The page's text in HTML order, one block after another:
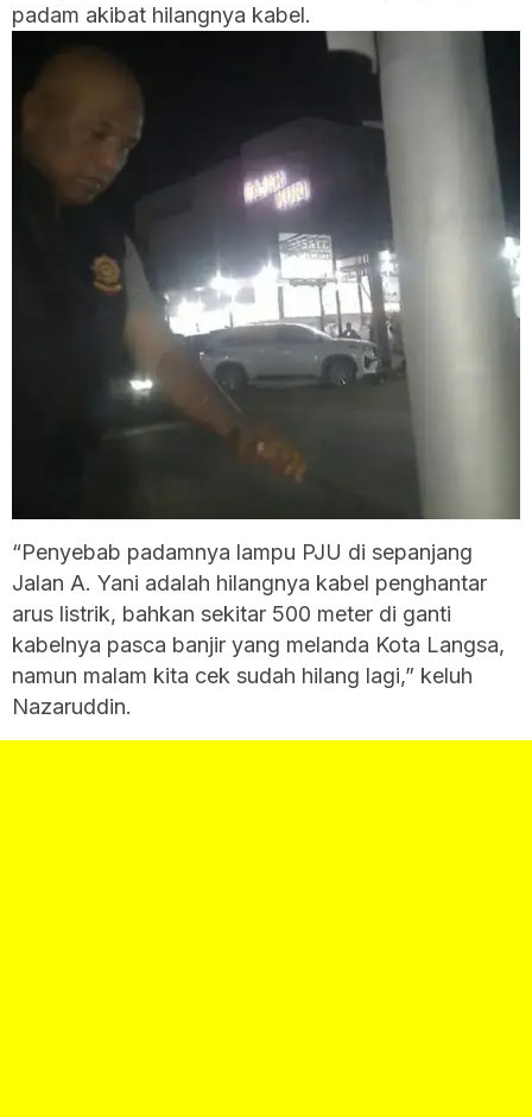
padam akibat hilangnya kabel.
“Penyebab padamnya lampu PJU di sepanjang
Jalan A. Yani adalah hilangnya kabel penghantar
arus listrik, bahkan sekitar 500 meter di ganti
kabelnya pasca banjir yang melanda Kota Langsa,
namun malam kita cek sudah hilang lagi,” keluh
Nazaruddin.